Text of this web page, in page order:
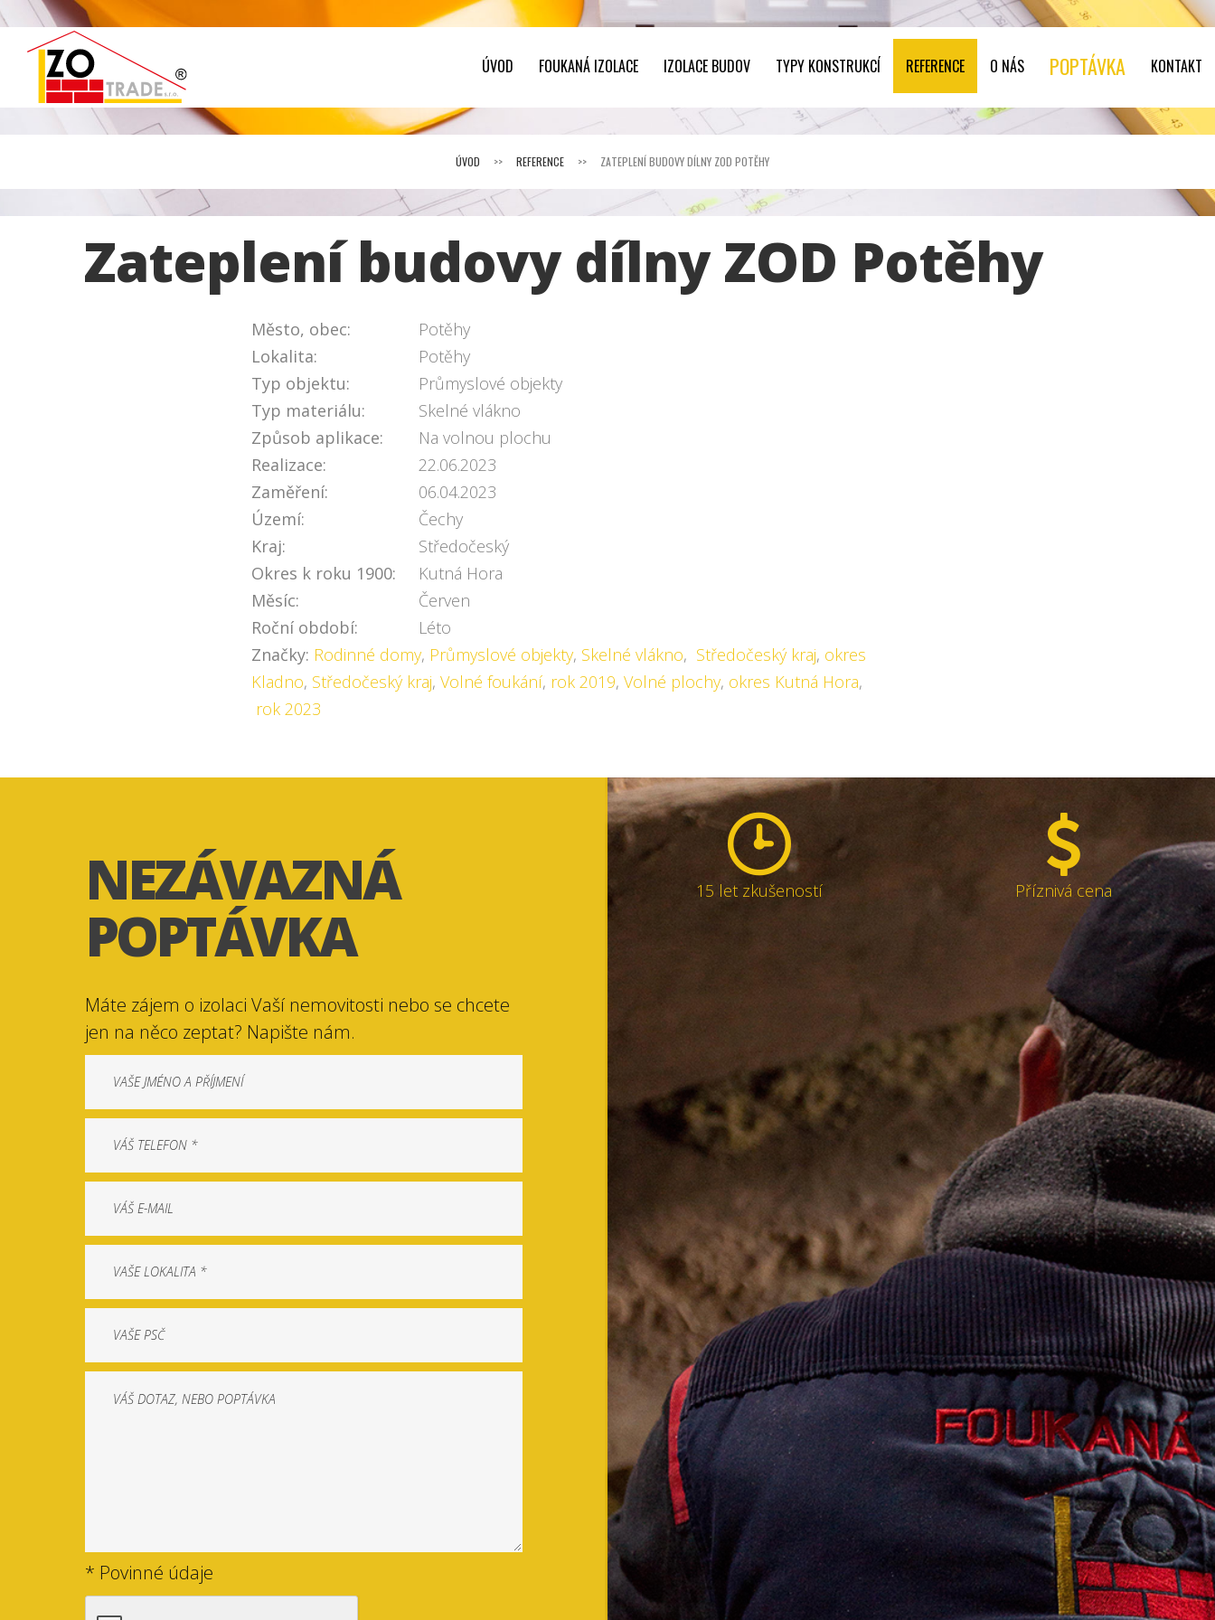
ÚVOD FOUKANÁ IZOLACE IZOLACE BUDOV TYPY KONSTRUKCÍ REFERENCE O NÁS POPTÁVKA KONTAKT
ÚVOD >> REFERENCE >> ZATEPLENÍ BUDOVY DÍLNY ZOD POTĚHY
Zateplení budovy dílny ZOD Potěhy
Město, obec:
Potěhy
Lokalita:
Potěhy
Typ objektu:
Průmyslové objekty
Typ materiálu:
Skelné vlákno
Způsob aplikace:
Na volnou plochu
Realizace:
22.06.2023
Zaměření:
06.04.2023
Území:
Čechy
Kraj:
Středočeský
Okres k roku 1900:
Kutná Hora
Měsíc:
Červen
Roční období:
Léto
Značky: Rodinné domy, Průmyslové objekty, Skelné vlákno, Středočeský kraj, okres
Kladno, Středočeský kraj,Volné foukání, rok 2019,Volné plochy, okres Kutná Hora,
rok 2023
NEZÁVAZNÁ
POPTÁVKA
Máte zájem o izolaci Vaší nemovitosti nebo se chcete
jen na něco zeptat? Napište nám.
* Povinné údaje
15 let zkušeností Příznivá cena